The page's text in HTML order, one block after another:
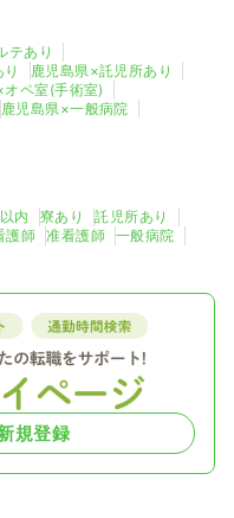
テあり
鹿児島県×託児所あり
オペ室(手術室)
鹿児島県×一般病院
内 寮あり
託児所あり
護師 准看護師
一般病院
規登録